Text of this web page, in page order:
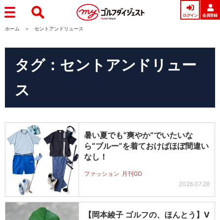
ログイン 会員登録
ホーム セントアンドリュース
タグ：セントアンドリュー
ス
暑い夏でも“爽やか”でいたいな
ら“ブルー”を着ておけばほぼ間違い
なし！
ファッション 月刊GD
2026.07.28
【岡本綾子 ゴルフの、ほんとう】V